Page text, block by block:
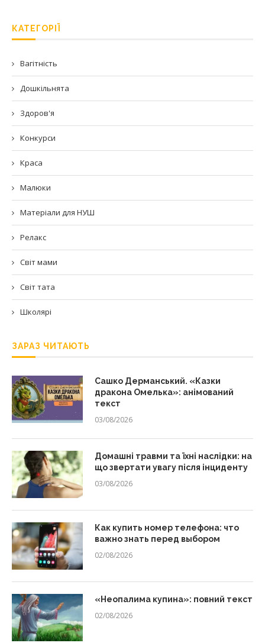
КАТЕГОРІЇ
Вагітність
Дошкільнята
Здоров'я
Конкурси
Краса
Малюки
Матеріали для НУШ
Релакс
Світ мами
Світ тата
Школярі
ЗАРАЗ ЧИТАЮТЬ
Сашко Дерманський. «Казки
дракона Омелька»: анімований
текст
03/08/2026
Домашні травми та їхні наслідки: на
що звертати увагу після інциденту
03/08/2026
Как купить номер телефона: что
важно знать перед выбором
02/08/2026
«Неопалима купина»: повний текст
02/08/2026